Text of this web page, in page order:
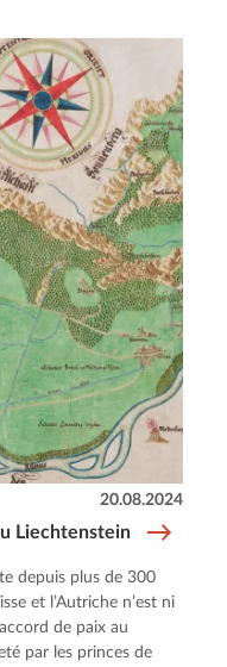
Liechtenstein
20.08.2024
depuis plus de 300
et l’Autriche n’est ni
de paix au
par les princes de